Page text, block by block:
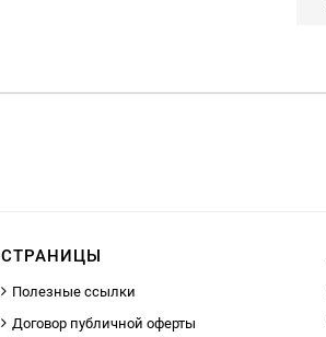
СТРАНИЦЫ
Полезные ссылки
Договор публичной оферты